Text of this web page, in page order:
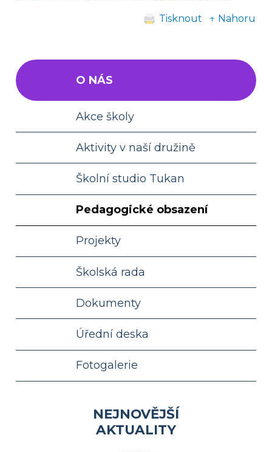
Tisknout ↑ Nahoru
O NÁS
Akce školy
Aktivity v naší družině
Školní studio Tukan
Pedagogické obsazení
Projekty
Školská rada
Dokumenty
Úřední deska
Fotogalerie
NEJNOVĚJŠÍ
AKTUALITY